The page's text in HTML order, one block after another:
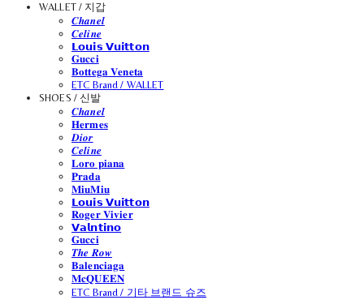
WALLET / 지갑
𝑪𝒉𝒂𝒏𝒆𝒍
𝑪𝒆𝒍𝒊𝒏𝒆
𝗟𝗼𝘂𝗶𝘀 𝗩𝘂𝗶𝘁𝘁𝗼𝗻
𝐆𝐮𝐜𝐜𝐢
𝐁𝐨𝐭𝐭𝐞𝐠𝐚 𝐕𝐞𝐧𝐞𝐭𝐚
ETC Brand / WALLET
SHOES / 신발
𝑪𝒉𝒂𝒏𝒆𝒍
𝐇𝐞𝐫𝐦𝐞𝐬
𝑫𝒊𝒐𝒓
𝑪𝒆𝒍𝒊𝒏𝒆
𝐋𝐨𝐫𝐨 𝐩𝐢𝐚𝐧𝐚
𝐏𝐫𝐚𝐝𝐚
𝐌𝐢𝐮𝐌𝐢𝐮
𝗟𝗼𝘂𝗶𝘀 𝗩𝘂𝗶𝘁𝘁𝗼𝗻
𝐑𝐨𝐠𝐞𝐫 𝐕𝐢𝐯𝐢𝐞𝐫
𝗩𝗮𝗹𝗻𝘁𝗶𝗻𝗼
𝐆𝐮𝐜𝐜𝐢
𝑻𝒉𝒆 𝑹𝒐𝒘
𝐁𝐚𝐥𝐞𝐧𝐜𝐢𝐚𝐠𝐚
𝐌𝐜𝐐𝐔𝐄𝐄𝐍
ETC Brand / 기타 브랜드 슈즈